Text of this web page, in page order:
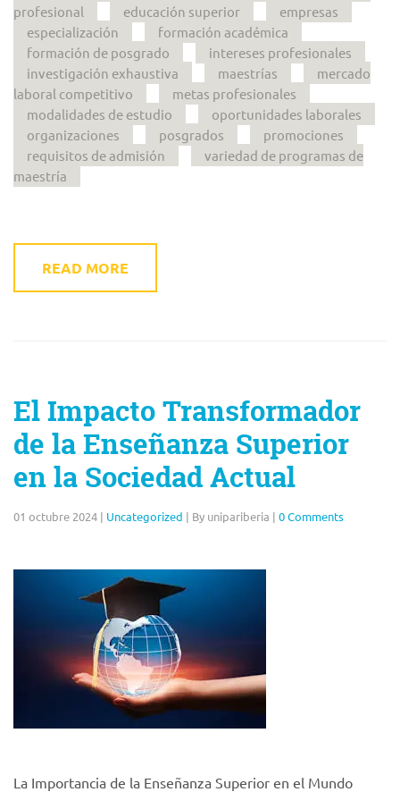
profesional
educación superior
empresas
especialización
formación académica
formación de posgrado
intereses profesionales
investigación exhaustiva
maestrías
mercado
laboral competitivo
metas profesionales
modalidades de estudio
oportunidades laborales
organizaciones
posgrados
promociones
requisitos de admisión
variedad de programas de
maestría
READ MORE
El Impacto Transformador
de la Enseñanza Superior
en la Sociedad Actual
01 octubre 2024 | Uncategorized | By unipariberia | 0 Comments
La Importancia de la Enseñanza Superior en el Mundo